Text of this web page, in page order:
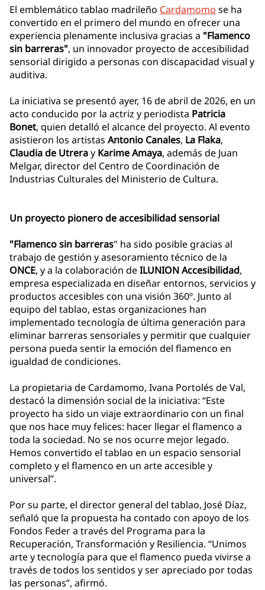
El emblemático tablao madrileño Cardamomo se ha
convertido en el primero del mundo en ofrecer una
experiencia plenamente inclusiva gracias a "Flamenco
sin barreras", un innovador proyecto de accesibilidad
sensorial dirigido a personas con discapacidad visual y
auditiva.
La iniciativa se presentó ayer, 16 de abril de 2026, en un
acto conducido por la actriz y periodista Patricia
Bonet, quien detalló el alcance del proyecto. Al evento
asistieron los artistas Antonio Canales, La Flaka,
Claudia de Utreray Karime Amaya, además de Juan
Melgar, director del Centro de Coordinación de
Industrias Culturales del Ministerio de Cultura.
Un proyecto pionero de accesibilidad sensorial
"Flamenco sin barreras" ha sido posible gracias al
trabajo de gestión y asesoramiento técnico de la
ONCE, y a la colaboración deILUNION Accesibilidad,
empresa especializada en diseñar entornos, servicios y
productos accesibles con una visión 360º. Junto al
equipo del tablao, estas organizaciones han
implementado tecnología de última generación para
eliminar barreras sensoriales y permitir que cualquier
persona pueda sentir la emoción del flamenco en
igualdad de condiciones.
La propietaria de Cardamomo, Ivana Portolés de Val,
destacó la dimensión social de la iniciativa: “Este
proyecto ha sido un viaje extraordinario con un final
que nos hace muy felices: hacer llegar el flamenco a
toda la sociedad. No se nos ocurre mejor legado.
Hemos convertido el tablao en un espacio sensorial
completo y el flamenco en un arte accesible y
universal”.
Por su parte, el director general del tablao, José Díaz,
señaló que la propuesta ha contado con apoyo de los
Fondos Feder a través del Programa para la
Recuperación, Transformación y Resiliencia. “Unimos
arte y tecnología para que el flamenco pueda vivirse a
través de todos los sentidos y ser apreciado por todas
las personas”, afirmó.